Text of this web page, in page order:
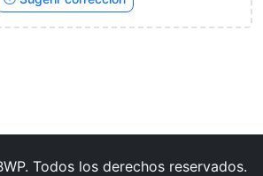
Todos los derechos reservados.